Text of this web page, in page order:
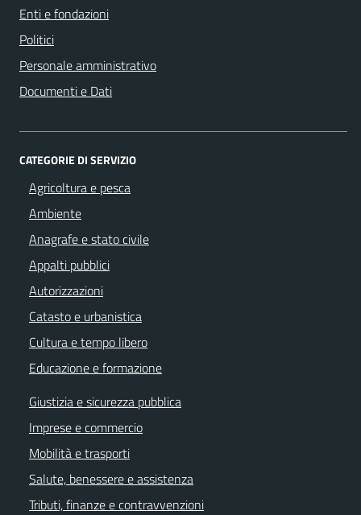
Enti e fondazioni
Politici
Personale amministrativo
Documenti e Dati
CATEGORIE DI SERVIZIO
Agricoltura e pesca
Ambiente
Anagrafe e stato civile
Appalti pubblici
Autorizzazioni
Catasto e urbanistica
Cultura e tempo libero
Educazione e formazione
Giustizia e sicurezza pubblica
Imprese e commercio
Mobilità e trasporti
Salute, benessere e assistenza
Tributi, finanze e contravvenzioni